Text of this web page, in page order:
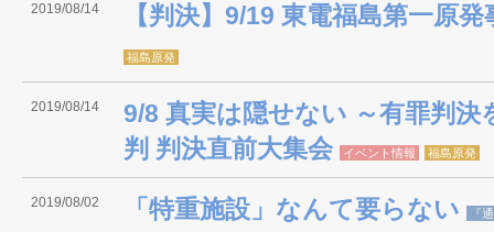
2019/08/14 【判決】9/19 東電福島第一原
福島原発
2019/08/14
9/8 真実は隠せない ～有罪判決
判 判決直前大集会
イベント情報 福島原発
2019/08/02 「特重施設」なんて要らない 『